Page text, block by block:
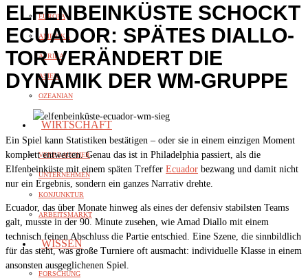
EUROPA
AMERIKA
AFRIKA
ASIEN
OZEANIAN
WIRTSCHAFT
VERBRAUCHER
UNTERNEHMEN
KONJUNKTUR
ARBEITSMARKT
WISSEN
FORSCHUNG
ELFENBEINKÜSTE SCHOCKT
ECUADOR: SPÄTES DIALLO-
TOR VERÄNDERT DIE
DYNAMIK DER WM-GRUPPE
Ein Spiel kann Statistiken bestätigen – oder sie in einem einzigen Moment
komplett entwerten. Genau das ist in Philadelphia passiert, als die
Elfenbeinküste mit einem späten Treffer Ecuador bezwang und damit nicht
nur ein Ergebnis, sondern ein ganzes Narrativ drehte.
Ecuador, das über Monate hinweg als eines der defensiv stabilsten Teams
galt, musste in der 90. Minute zusehen, wie Amad Diallo mit einem
technisch feinen Abschluss die Partie entschied. Eine Szene, die sinnbildlich
für das steht, was große Turniere oft ausmacht: individuelle Klasse in einem
ansonsten ausgeglichenen Spiel.